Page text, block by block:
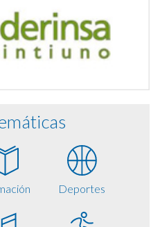
Deportes